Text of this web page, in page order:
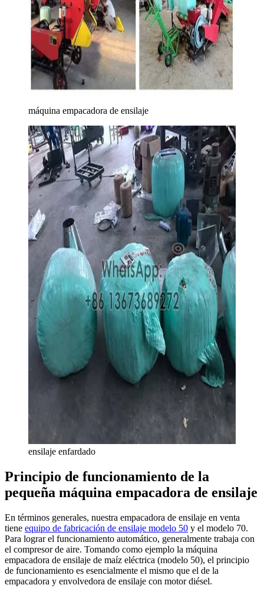
máquina empacadora de ensilaje
ensilaje enfardado
Principio de funcionamiento de la
pequeña máquina empacadora de ensilaje
En términos generales, nuestra empacadora de ensilaje en venta
tiene equipo de fabricación de ensilaje modelo 50 y el modelo 70.
Para lograr el funcionamiento automático, generalmente trabaja con
el compresor de aire. Tomando como ejemplo la máquina
empacadora de ensilaje de maíz eléctrica (modelo 50), el principio
de funcionamiento es esencialmente el mismo que el de la
empacadora y envolvedora de ensilaje con motor diésel.